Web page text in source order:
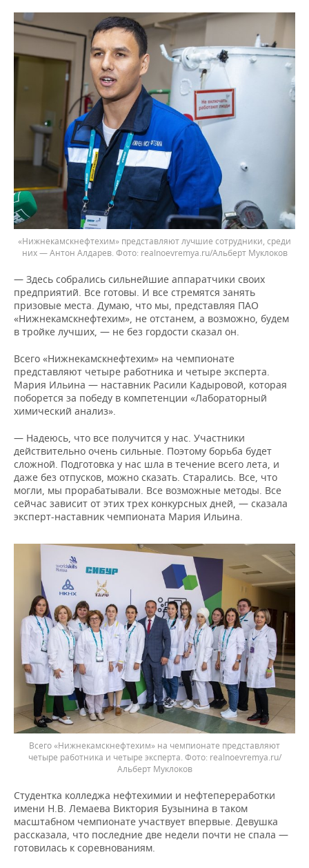
«Нижнекамскнефтехим» представляют лучшие сотрудники, среди
них — Антон Алдарев.
realnoevremya.ru/Альберт Муклоков
— Здесь собрались сильнейшие аппаратчики своих
предприятий. Все готовы. И все стремятся занять
призовые места. Думаю, что мы, представляя ПАО
«Нижнекамскнефтехим», не отстанем, а возможно, будем
в тройке лучших, — не без гордости сказал он.
Всего «Нижнекамскнефтехим» на чемпионате
представляют четыре работника и четыре эксперта.
Мария Ильина — наставник Расили Кадыровой, которая
поборется за победу в компетенции «Лабораторный
химический анализ».
— Надеюсь, что все получится у нас. Участники
действительно очень сильные. Поэтому борьба будет
сложной. Подготовка у нас шла в течение всего лета, и
даже без отпусков, можно сказать. Старались. Все, что
могли, мы прорабатывали. Все возможные методы. Все
сейчас зависит от этих трех конкурсных дней, — сказала
эксперт-наставник чемпионата Мария Ильина.
Всего «Нижнекамскнефтехим» на чемпионате представляют
четыре работника и четыре эксперта.
realnoevremya.ru/
Альберт Муклоков
Студентка колледжа нефтехимии и нефтепереработки
имени Н.В. Лемаева Виктория Бузынина в таком
масштабном чемпионате участвует впервые. Девушка
рассказала, что последние две недели почти не спала —
готовилась к соревнованиям.